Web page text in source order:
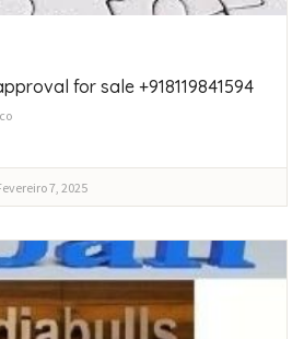
for sale +918119841594
7, 2025